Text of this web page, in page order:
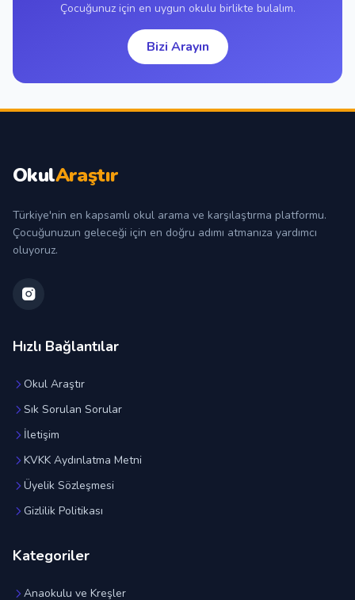
Çocuğunuz için en uygun okulu birlikte bulalım.
Bizi Arayın
OkulAraştır
Türkiye'nin en kapsamlı okul arama ve karşılaştırma platformu.
Çocuğunuzun geleceği için en doğru adımı atmanıza yardımcı
oluyoruz.
Hızlı Bağlantılar
Okul Araştır
Sık Sorulan Sorular
İletişim
KVKK Aydınlatma Metni
Üyelik Sözleşmesi
Gizlilik Politikası
Kategoriler
Anaokulu ve Kreşler